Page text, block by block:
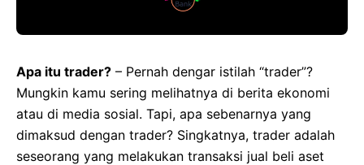
Apa itu trader? – Pernah dengar istilah “trader”?
Mungkin kamu sering melihatnya di berita ekonomi
atau di media sosial. Tapi, apa sebenarnya yang
dimaksud dengan trader? Singkatnya, trader adalah
seseorang yang melakukan transaksi jual beli aset